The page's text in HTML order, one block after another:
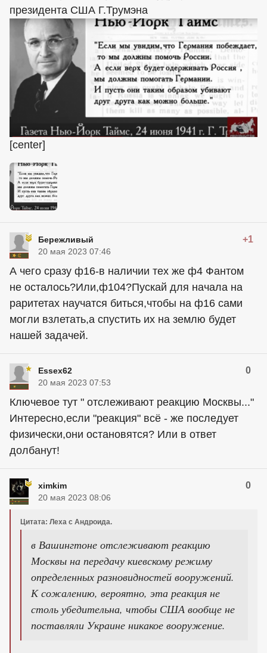
президента США Г.Трумэна
[center]
Бережливый +1
20 мая 2023 07:46
А чего сразу ф16-в наличии тех же ф4 Фантом
не осталось?Или,ф104?Пускай для начала на
раритетах научатся биться,чтобы на ф16 сами
могли взлетать,а спустить их на землю будет
нашей задачей.
Essex62 0
20 мая 2023 07:53
Ключевое тут " отслеживают реакцию Москвы..."
Интересно,если "реакция" всё - же последует
физически,они остановятся? Или в ответ
долбанут!
ximkim 0
20 мая 2023 08:06
Цитата: Леха с Андроида.
в Вашингтоне отслеживают реакцию
Москвы на передачу киевскому режиму
определенных разновидностей вооружений.
К сожалению, вероятно, эта реакция не
столь убедительна, чтобы США вообще не
поставляли Украине никакое вооружение.